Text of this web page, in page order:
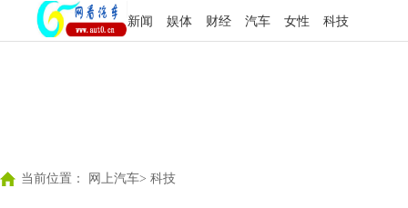
新闻 娱体 财经 汽车 女性 科技
当前位置： 网上汽车> 科技